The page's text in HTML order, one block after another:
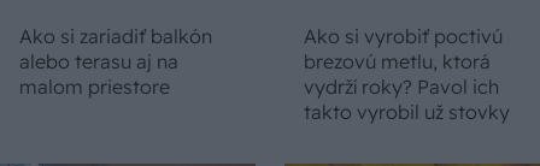
Ako si zariadiť balkón
alebo terasu aj na
malom priestore
Ako si vyrobiť poctivú
brezovú metlu, ktorá
vydrží roky? Pavol ich
takto vyrobil už stovky